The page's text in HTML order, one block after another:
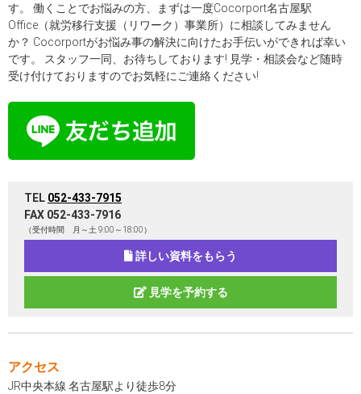
す。 働くことでお悩みの方、まずは一度Cocorport名古屋駅
Office（就労移行支援（リワーク）事業所）に相談してみません
か？ Cocorportがお悩み事の解決に向けたお手伝いができれば幸い
です。 スタッフ一同、お待ちしております! 見学・相談会など随時
受け付けておりますのでお気軽にご連絡ください!
TEL 052-433-7915
FAX 052-433-7916​
（受付時間 月～土 9:00～18:00）
詳しい資料をもらう
見学を予約する
アクセス
JR中央本線 名古屋駅より徒歩8分